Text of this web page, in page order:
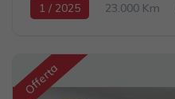
1 / 2025 23.000 Km
Offerta